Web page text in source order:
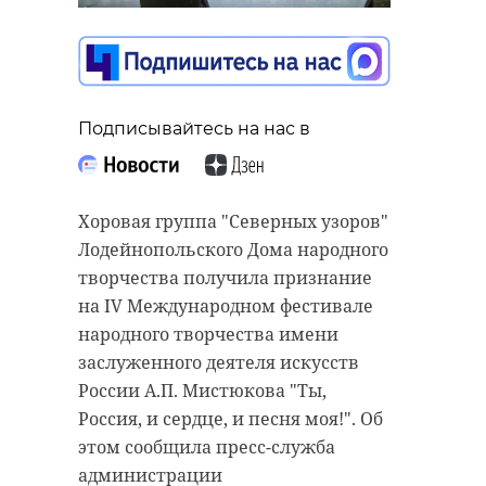
Подписывайтесь на нас в
Хоровая группа "Северных узоров"
Лодейнопольского Дома народного
творчества получила признание
на IV Международном фестивале
народного творчества имени
заслуженного деятеля искусств
России А.П. Мистюкова "Ты,
Россия, и сердце, и песня моя!". Об
этом сообщила пресс-служба
администрации
Подписывайтесь на нас в
Ивангород станет главной
площадкой празднования 99-
летия Ленинградской области.
Основные торжества, концерты и
народные гуляния пройдут 1
августа, и ожидается, что город
примет большое число гостей со
всего региона.
области получил сразу несколько
наград федерального уровня за
работу по развитию донорства.
Итоги профильных конкурсов и
акций подвели 8 и 9 июня в
Москве.
В понедельник, 8 июня, в пресс-
центре ТАСС объявили результаты
спецпроекта "Донорство